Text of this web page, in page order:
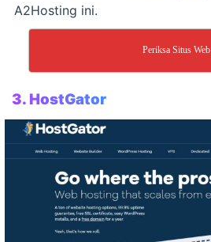
A2Hosting ini.
Periksa Situs Web
3. HostGator